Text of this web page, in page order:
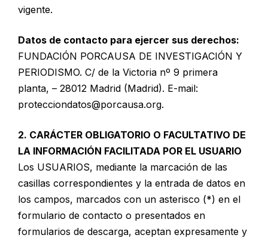
vigente.
Datos de contacto para ejercer sus derechos:
FUNDACIÓN PORCAUSA DE INVESTIGACIÓN Y
PERIODISMO. C/ de la Victoria nº 9 primera
planta, – 28012 Madrid (Madrid). E-mail:
protecciondatos@porcausa.org.
2. CARÁCTER OBLIGATORIO O FACULTATIVO DE
LA INFORMACIÓN FACILITADA POR EL USUARIO
Los USUARIOS, mediante la marcación de las
casillas correspondientes y la entrada de datos en
los campos, marcados con un asterisco (*) en el
formulario de contacto o presentados en
formularios de descarga, aceptan expresamente y